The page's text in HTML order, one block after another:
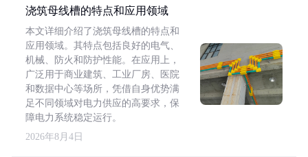
浇筑母线槽的特点和应用领域
本文详细介绍了浇筑母线槽的特点和
应用领域。其特点包括良好的电气、
机械、防火和防护性能。在应用上，
广泛用于商业建筑、工业厂房、医院
和数据中心等场所，凭借自身优势满
足不同领域对电力供应的高要求，保
障电力系统稳定运行。
2026年8月4日